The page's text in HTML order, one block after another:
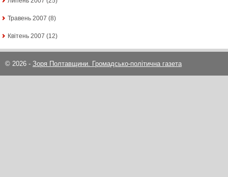
Травень 2007 (8)
Квітень 2007 (12)
© 2026 - Зоря Полтавщини. Громадсько-політична газета